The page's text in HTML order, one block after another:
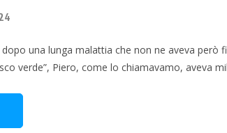
dopo una lunga malattia che non ne aveva
verde”, Piero, come lo chiamavamo, aveva